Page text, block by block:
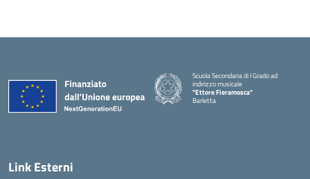
Scuola Secondaria di I Grado ad
indirizzo musicale
"Ettore Fieramosca"
Barletta
Link Esterni